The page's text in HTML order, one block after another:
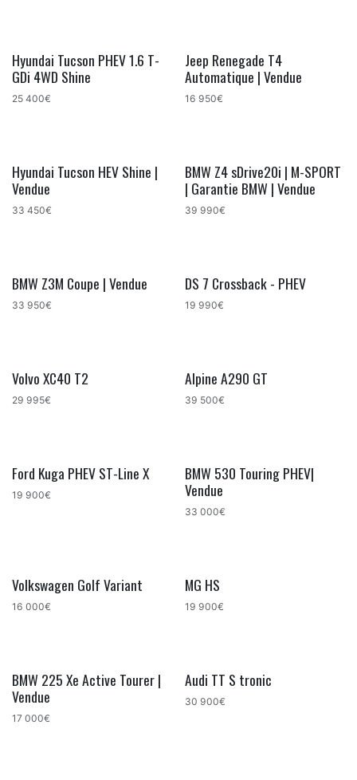
Hyundai Tucson PHEV 1.6 T-
GDi 4WD Shine
25 400€
Jeep Renegade T4
Automatique | Vendue
16 950€
Hyundai Tucson HEV Shine |
Vendue
33 450€
Bon plan !
BMW Z4 sDrive20i | M-SPORT
| Garantie BMW | Vendue
39 990€
BMW Z3M Coupe | Vendue
33 950€
DS 7 Crossback - PHEV
19 990€
Volvo XC40 T2
29 995€
Alpine A290 GT
39 500€
Ford Kuga PHEV ST-Line X
19 900€
BMW 530 Touring PHEV|
Vendue
33 000€
Volkswagen Golf Variant
16 000€
MG HS
19 900€
BMW 225 Xe Active Tourer |
Vendue
17 000€
Audi TT S tronic
30 900€